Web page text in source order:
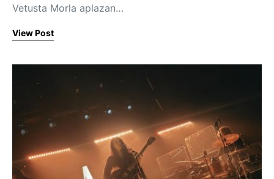
Vetusta Morla aplazan…
View Post